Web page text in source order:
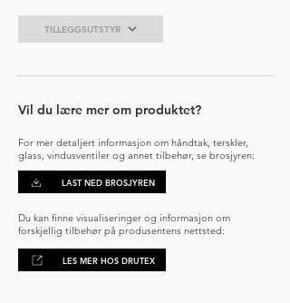
TILLEGGSUTSTYR
Vil du lære mer om produktet?
For mer detaljert informasjon om håndtak, terskler,
glass, vindusventiler og annet tilbehør, se brosjyren:
LAST NED BROSJYREN
Du kan finne visualiseringer og informasjon om
forskjellig tilbehør på produsentens nettsted:
LES MER HOS DRUTEX